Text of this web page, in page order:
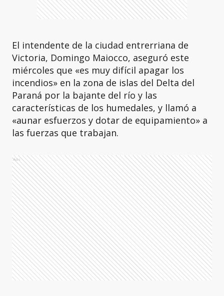
El intendente de la ciudad entrerriana de
Victoria, Domingo Maiocco, aseguró este
miércoles que «es muy difícil apagar los
incendios» en la zona de islas del Delta del
Paraná por la bajante del río y las
características de los humedales, y llamó a
«aunar esfuerzos y dotar de equipamiento» a
las fuerzas que trabajan.
Ads